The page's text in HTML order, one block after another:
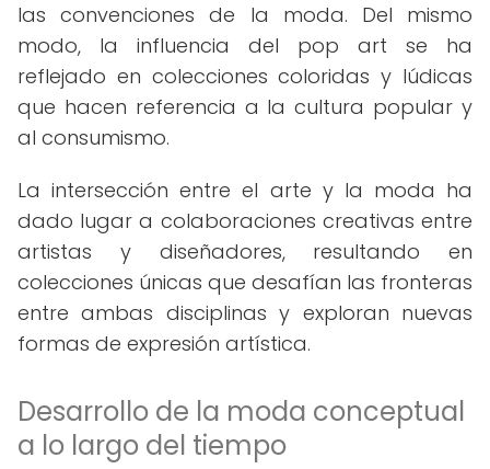
las convenciones de la moda. Del mismo
modo, la influencia del pop art se ha
reflejado en colecciones coloridas y lúdicas
que hacen referencia a la cultura popular y
al consumismo.
La intersección entre el arte y la moda ha
dado lugar a colaboraciones creativas entre
artistas y diseñadores, resultando en
colecciones únicas que desafían las fronteras
entre ambas disciplinas y exploran nuevas
formas de expresión artística.
Desarrollo de la moda conceptual
a lo largo del tiempo